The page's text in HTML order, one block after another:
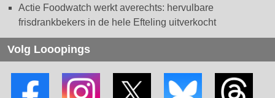
Actie Foodwatch werkt averechts: hervulbare
frisdrankbekers in de hele Efteling uitverkocht
Volg Looopings